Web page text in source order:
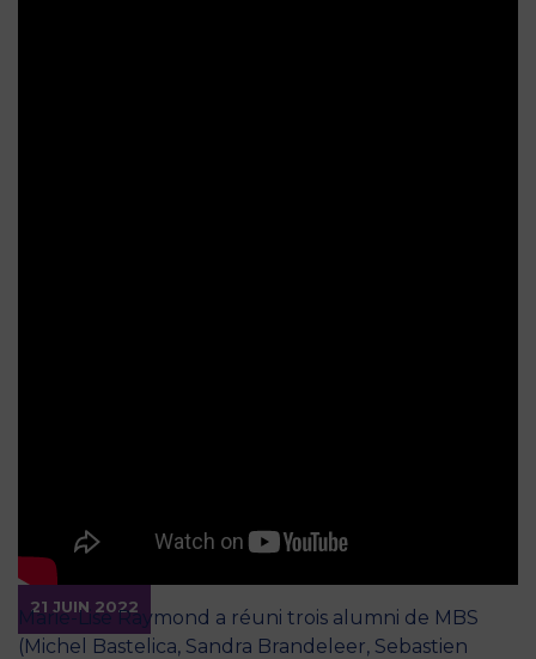
21 JUIN 2022
Marie-Lise Raymond a réuni trois alumni de MBS
(Michel Bastelica, Sandra Brandeleer, Sebastien